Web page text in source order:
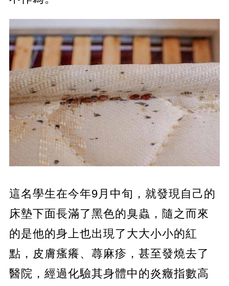
這名學生在今年9月中旬，就發現自己的
床墊下面長滿了黑色的臭蟲，隨之而來
的是他的身上也出現了大大小小的紅
點，皮膚瘙癢、蕁麻疹，甚至發燒去了
醫院，經過化驗其身體中的炎癥指數高